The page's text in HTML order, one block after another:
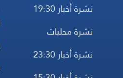
نشرة أخبار 19:30
نشرة محليات
نشرة أخبار 23:30